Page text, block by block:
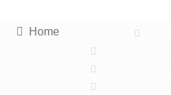
Veel gestelde vragen
Home